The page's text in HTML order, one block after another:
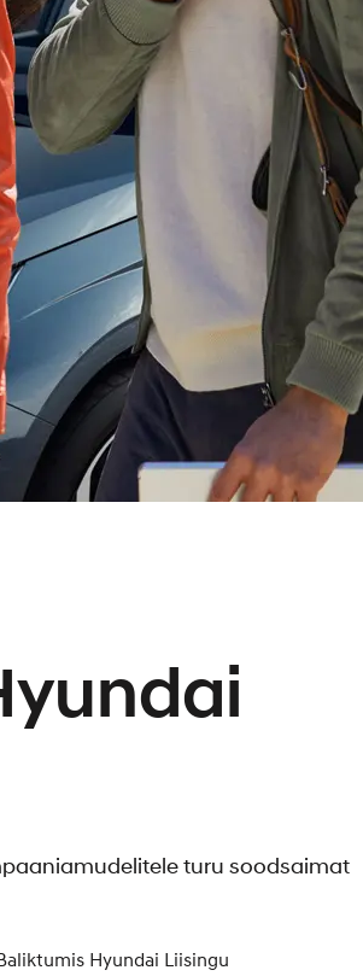
turu soodsaimat
Hyundai Liisingu